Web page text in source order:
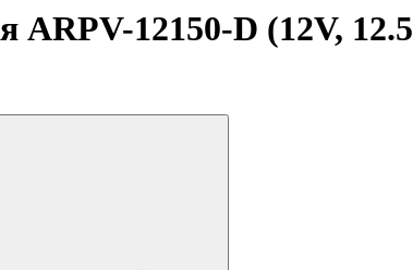
ARPV-12150-D (12V,